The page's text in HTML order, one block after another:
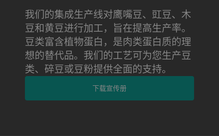
我们的集成生产线对鹰嘴豆、豇豆、木
豆和黄豆进行加工，旨在提高生产率。
豆类富含植物蛋白，是肉类蛋白质的理
想的替代品。我们的工艺可为您生产豆
类、碎豆或豆粉提供全面的支持。
下载宣传册